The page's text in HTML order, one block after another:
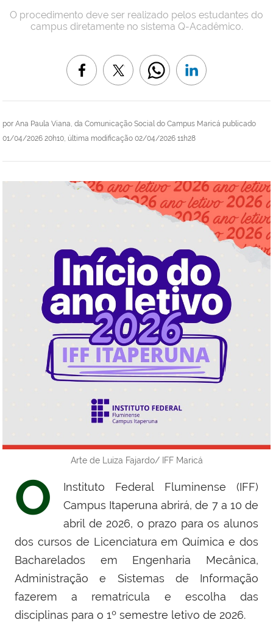
por Ana Paula Viana, da Comunicação Social do Campus Maricá publicado
01/04/2026 20h10, última modificação 02/04/2026 11h28
O procedimento deve ser realizado pelos estudantes do
campus diretamente no sistema Q-Acadêmico.
Arte de Luiza Fajardo/ IFF Maricá
O
Instituto Federal Fluminense (IFF)
Campus Itaperuna abrirá, de 7 a 10 de
abril de 2026, o prazo para os alunos
dos cursos de Licenciatura em Química e dos
Bacharelados em Engenharia Mecânica,
Administração e Sistemas de Informação
fazerem a rematrícula e escolha das
disciplinas para o 1º semestre letivo de 2026.